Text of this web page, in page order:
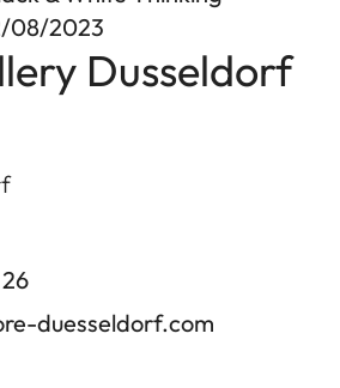
08/2023
Dusseldorf
duesseldorf.com